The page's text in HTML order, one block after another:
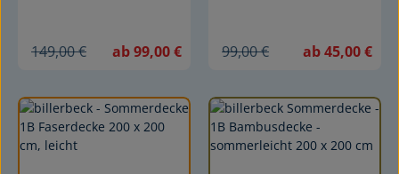
149,00 € ab 99,00 € 99,00 € ab 45,00 €